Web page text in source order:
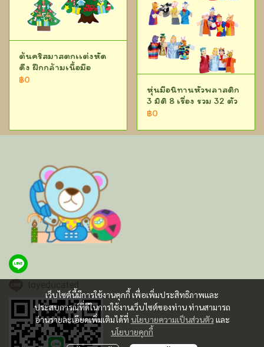
ต้นคริสมาสตกเเต่งหัด
ดึง ฝึกกล้ามเนื้อมือ
฿0
หุ่นมือนิทานหัวพลาสติก
3 มิติ 8 เรื่อง รวม 32 ตัว
฿0
เว็บไซต์นี้มีการใช้งานคุกกี้ เพื่อเพิ่มประสิทธิภาพและ
ประสบการณ์ที่ดีในการใช้งานเว็บไซต์ของท่าน ท่านสามารถ
อ่านรายละเอียดเพิ่มเติมได้ที่ นโยบายความเป็นส่วนตัว และ
นโยบายคุกกี้